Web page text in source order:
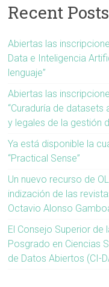
Recent Posts
Abiertas las
Data e Inteligencia
lenguaje”
Abiertas las
“Curaduría de
y legales de la gestión
Ya está disponible la
“Practical Sense”
Un nuevo recurso de
indización de las
Octavio Alonso
El Consejo Superior de
Posgrado en Ciencias
de Datos Abiertos (CI-